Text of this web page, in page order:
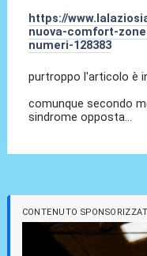
https://
nuova-comfort-
numeri-128383
purtroppo l'articolo è
comunque secondo
sindrome opposta...
CONTENUTO